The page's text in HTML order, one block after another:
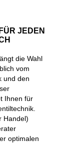
JEDEN
die Wahl
vom
und den
Ihnen für
Handel)
optimalen